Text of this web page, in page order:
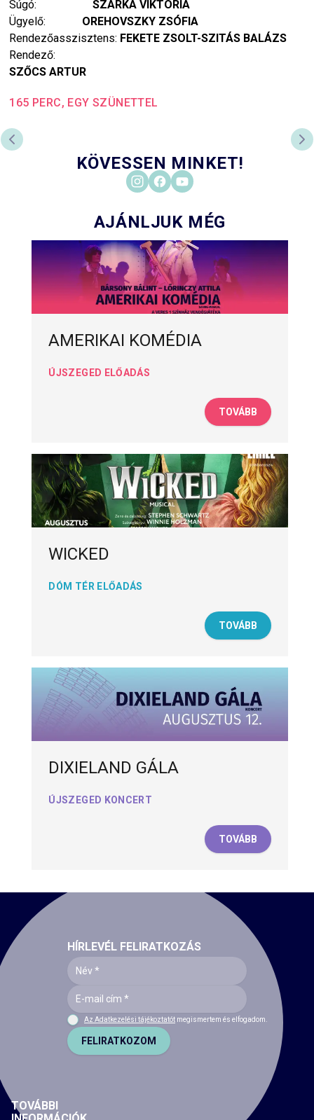
Súgó:
SZARKA VIKTÓRIA
Ügyelő: OREHOVSZKY ZSÓFIA
Rendezőasszisztens: FEKETE ZSOLT-SZITÁS BALÁZS
Rendező:
SZŐCS ARTUR
165 PERC, EGY SZÜNETTEL
PREVIOUS SLIDE
KÖVESSEN MINKET!
AJÁNLJUK MÉG
AMERIKAI KOMÉDIA
ÚJSZEGED ELŐADÁS
TOVÁBB
WICKED
DÓM TÉR ELŐADÁS
TOVÁBB
DIXIELAND GÁLA
ÚJSZEGED KONCERT
TOVÁBB
TOVÁBBI
HÍRLEVÉL FELIRATKOZÁS
Az Adatkezelési tájékoztatót megismertem és elfogadom.
FELIRATKOZOM